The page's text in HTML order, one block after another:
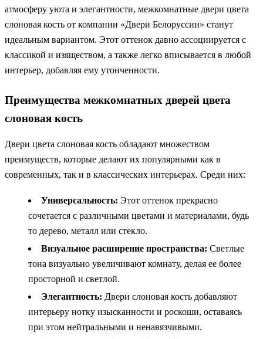
атмосферу уюта и элегантности, межкомнатные двери цвета
слоновая кость от компании «Двери Белоруссии» станут
идеальным вариантом. Этот оттенок давно ассоциируется с
классикой и изяществом, а также легко вписывается в любой
интерьер, добавляя ему утонченности.
Преимущества межкомнатных дверей цвета
слоновая кость
Двери цвета слоновая кость обладают множеством
преимуществ, которые делают их популярными как в
современных, так и в классических интерьерах. Среди них:
Универсальность: Этот оттенок прекрасно
сочетается с различными цветами и материалами, будь
то дерево, металл или стекло.
Визуальное расширение пространства: Светлые
тона визуально увеличивают комнату, делая ее более
просторной и светлой.
Элегантность: Двери слоновая кость добавляют
интерьеру нотку изысканности и роскоши, оставаясь
при этом нейтральными и ненавязчивыми.